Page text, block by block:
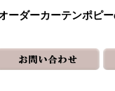
ーダーカーテンポピ